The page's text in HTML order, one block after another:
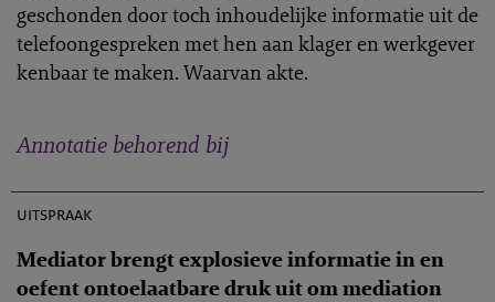
geschonden door toch inhoudelijke informatie uit de
telefoongespreken met hen aan klager en werkgever
kenbaar te maken. Waarvan akte.
Annotatie behorend bij
uitspraak
Mediator brengt explosieve informatie in en
oefent ontoelaatbare druk uit om mediation